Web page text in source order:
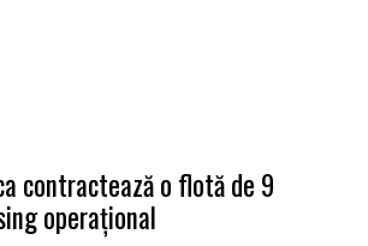
contractează o flotă de 9
operațional